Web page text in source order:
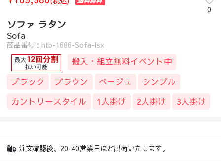
0
ソファ ラタン
Sofa
商品番号：htb-1686-Sofa-lsx
搬入・組立無料イベント中
ブラック
ブラウン ベージュ
シンプル
カントリースタイル
1人掛け 2人掛け 3人掛け
注文確認後、20-40営業日ほど出荷いたします。